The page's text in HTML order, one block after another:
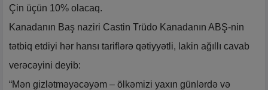
Çin üçün 10% olacaq.
Kanadanın Baş naziri Castin Trüdo Kanadanın ABŞ-nin
tətbiq etdiyi hər hansı tariflərə qətiyyətli, lakin ağıllı cavab
verəcəyini deyib:
“Mən gizlətməyəcəyəm – ölkəmizi yaxın günlərdə və